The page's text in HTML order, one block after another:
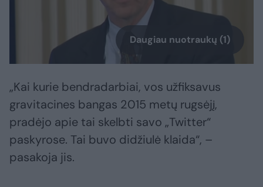
Daugiau nuotraukų (1)
„Kai kurie bendradarbiai, vos užfiksavus
gravitacines bangas 2015 metų rugsėjį,
pradėjo apie tai skelbti savo „Twitter“
paskyrose. Tai buvo didžiulė klaida“, –
pasakoja jis.